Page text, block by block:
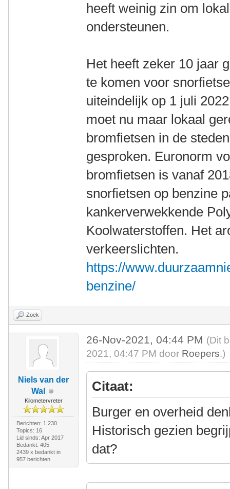
heeft weinig zin om
ondersteunen.
Het heeft zeker 10 jaar
te komen voor
uiteindelijk op 1 juli
moet nu maar lokaal
bromfietsen in de
gesproken. Euronorm
bromfietsen is vanaf
snorfietsen op benzine
kankerverwekkende
Koolwaterstoffen. Het
verkeerslichten.
https://
benzine/
Zoek
Niels van der
Wal
Kilometervreter
Berichten: 1.230
Topics: 16
Lid sinds: Apr 2017
Bedankt: 405
2439 x bedankt in
957 berichten
26-Nov-2021, 04:44 PM (Dit
2021, 04:47 PM door Roepers.)
Citaat:
Burger en overheid
Historisch gezien
dat?